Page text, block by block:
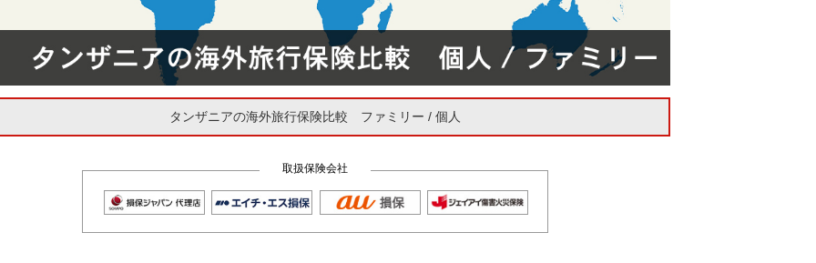
タンザニアの海外旅行保険比較 ファミリー / 個人
取扱保険会社